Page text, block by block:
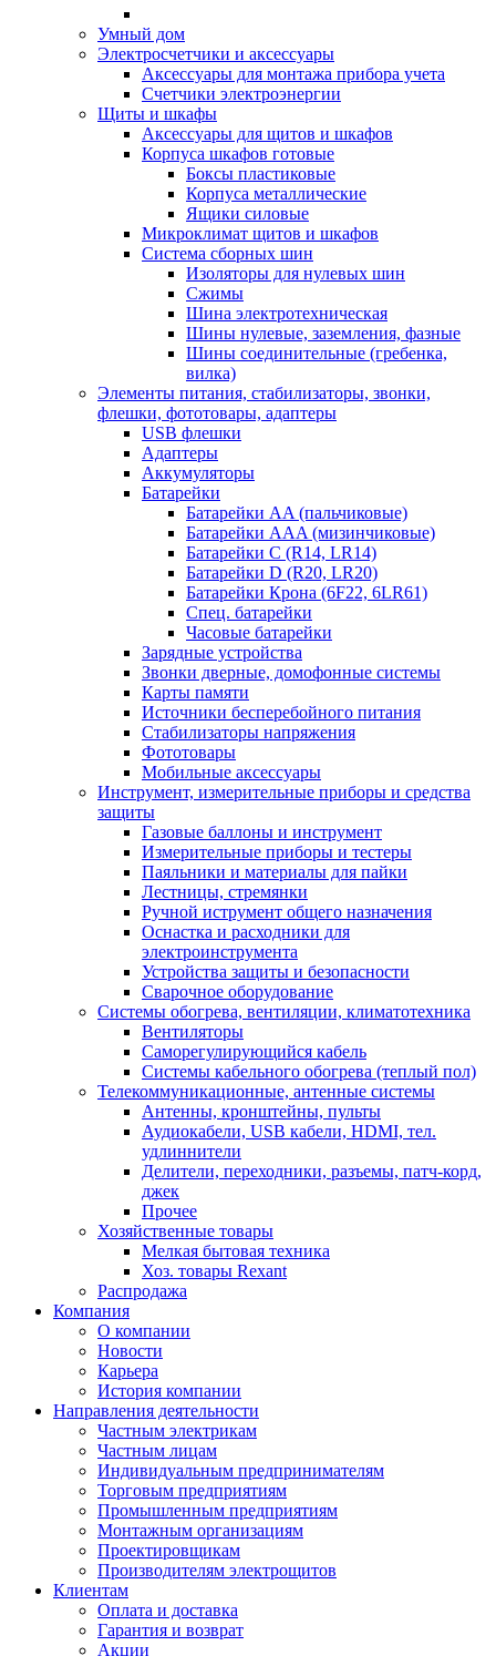
Умный дом
Электросчетчики и аксессуары
Аксессуары для монтажа прибора учета
Счетчики электроэнергии
Щиты и шкафы
Аксессуары для щитов и шкафов
Корпуса шкафов готовые
Боксы пластиковые
Корпуса металлические
Ящики силовые
Микроклимат щитов и шкафов
Система сборных шин
Изоляторы для нулевых шин
Сжимы
Шина электротехническая
Шины нулевые, заземления, фазные
Шины соединительные (гребенка,
вилка)
Элементы питания, стабилизаторы, звонки,
флешки, фототовары, адаптеры
USB флешки
Адаптеры
Аккумуляторы
Батарейки
Батарейки AA (пальчиковые)
Батарейки AAA (мизинчиковые)
Батарейки C (R14, LR14)
Батарейки D (R20, LR20)
Батарейки Крона (6F22, 6LR61)
Спец. батарейки
Часовые батарейки
Зарядные устройства
Звонки дверные, домофонные системы
Карты памяти
Источники бесперебойного питания
Стабилизаторы напряжения
Фототовары
Мобильные аксессуары
Инструмент, измерительные приборы и средства
защиты
Газовые баллоны и инструмент
Измерительные приборы и тестеры
Паяльники и материалы для пайки
Лестницы, стремянки
Ручной иструмент общего назначения
Оснастка и расходники для
электроинструмента
Устройства защиты и безопасности
Сварочное оборудование
Системы обогрева, вентиляции, климатотехника
Вентиляторы
Саморегулирующийся кабель
Системы кабельного обогрева (теплый пол)
Телекоммуникационные, антенные системы
Антенны, кронштейны, пульты
Аудиокабели, USB кабели, HDMI, тел.
удлиннители
Делители, переходники, разъемы, патч-корд,
джек
Прочее
Хозяйственные товары
Мелкая бытовая техника
Хоз. товары Rexant
Распродажа
Компания
О компании
Новости
Карьера
История компании
Направления деятельности
Частным электрикам
Частным лицам
Индивидуальным предпринимателям
Торговым предприятиям
Промышленным предприятиям
Монтажным организациям
Проектировщикам
Производителям электрощитов
Клиентам
Оплата и доставка
Гарантия и возврат
Акции